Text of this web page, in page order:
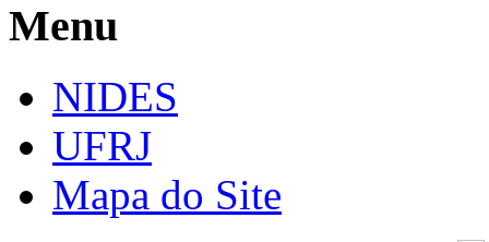
Menu
NIDES
UFRJ
Mapa do Site